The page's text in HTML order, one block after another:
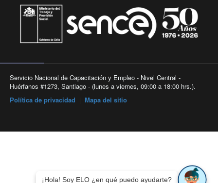
Servicio Nacional de Capacitación y Empleo - Nivel Central -
Huérfanos #1273, Santiago - (lunes a viernes, 09:00 a 18:00 hrs.).
Política de privacidad
Mapa del sitio
¡Hola! Soy ELO ¿en qué puedo ayudarte?